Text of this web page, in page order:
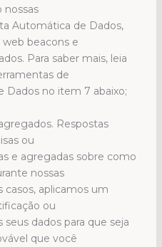
nossas
Automática de Dados,
beacons e
Para saber mais, leia
de
Dados no item 7 abaixo;
Respostas
ou
e agregadas sobre como
nossas
casos, aplicamos um
ou
dados para que seja
que você